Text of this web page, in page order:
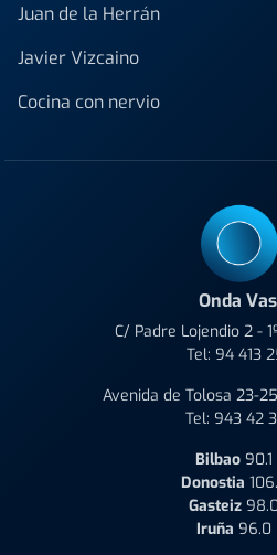
Juan de la Herrán
Javier Vizcaino
Cocina con nervio
Onda
C/ Padre Lojendio 2 -
Tel: 94 413
Avenida de Tolosa 23-
Tel: 943 42
Bilbao
Donostia
Gasteiz
Iruña 96.0